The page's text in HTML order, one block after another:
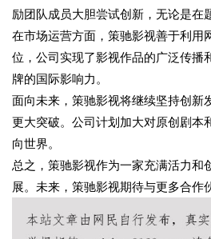
励团队成员大胆尝试创新，无论是
在市场运营方面，策驰影视善于利用
位，公司实现了影视作品的广泛传播
牌的国际影响力。
面向未来，策驰影视将继续坚持创新
更大突破。公司计划加大对原创剧本
向世界。
总之，策驰影视作为一家充满活力
展。未来，策驰影视期待与更多合